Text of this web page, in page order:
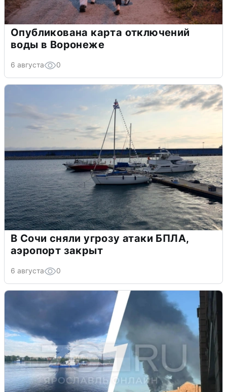
Опубликована карта отключений
воды в Воронеже
6 августа 0
В Сочи сняли угрозу атаки БПЛА,
аэропорт закрыт
6 августа 0